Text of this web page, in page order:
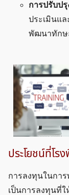
การปรับป
ประเมินแ
พัฒนาทักษ
ประโยชน์ที่โร
การลงทุนในกา
เป็นการลงทุนที่